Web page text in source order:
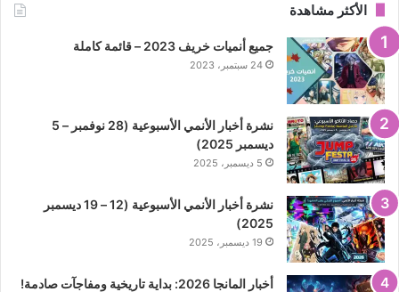
الأكثر مشاهدة
جميع أنميات خريف 2023 – قائمة كاملة
24 سبتمبر، 2023
نشرة أخبار الأنمي الأسبوعية (28 نوفمبر – 5
ديسمبر 2025)
5 ديسمبر، 2025
نشرة أخبار الأنمي الأسبوعية (12 – 19 ديسمبر
2025)
19 ديسمبر، 2025
أخبار المانجا 2026: بداية تاريخية ومفاجآت صادمة!